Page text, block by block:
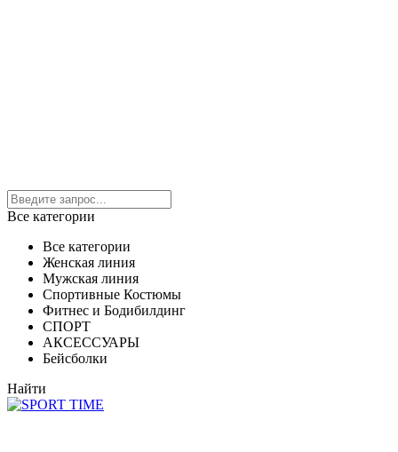
Все категории
Все категории
Женская линия
Мужская линия
Спортивные Костюмы
Фитнес и Бодибилдинг
СПОРТ
АКСЕССУАРЫ
Бейсболки
Найти